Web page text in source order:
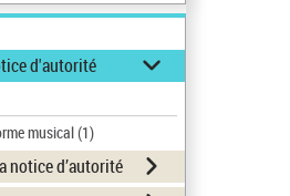
d'autorité
musical(1)
notice d’autorité